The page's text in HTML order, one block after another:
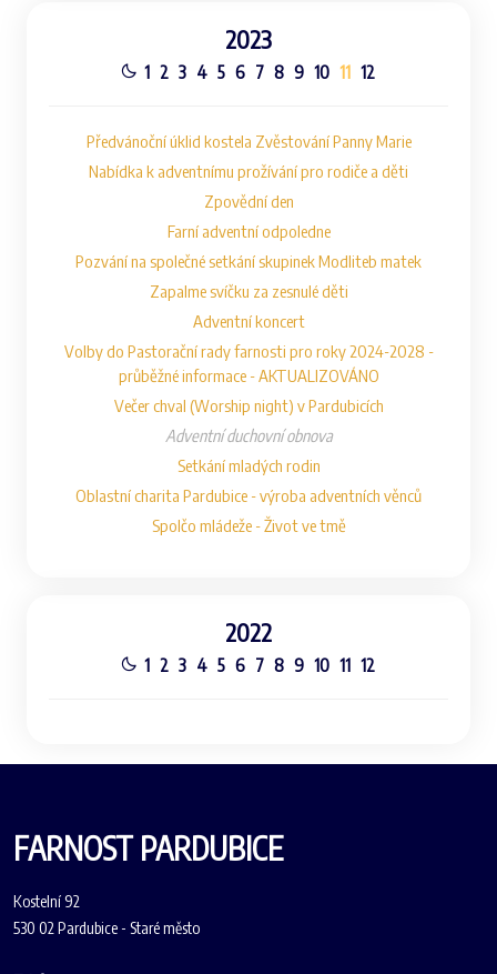
2023
1 2 3 4 5 6 7 8 9 10 11 12
Předvánoční úklid kostela Zvěstování Panny Marie
Nabídka k adventnímu prožívání pro rodiče a děti
Zpovědní den
Farní adventní odpoledne
Pozvání na společné setkání skupinek Modliteb matek
Zapalme svíčku za zesnulé děti
Adventní koncert
Volby do Pastorační rady farnosti pro roky 2024-2028 -
průběžné informace - AKTUALIZOVÁNO
Večer chval (Worship night) v Pardubicích
Adventní duchovní obnova
Setkání mladých rodin
Oblastní charita Pardubice - výroba adventních věnců
Spolčo mládeže - Život ve tmě
2022
1 2 3 4 5 6 7 8 9 10 11 12
FARNOST PARDUBICE
Kostelní 92
530 02 Pardubice - Staré město